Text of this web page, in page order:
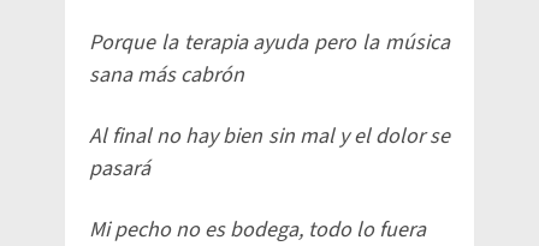
Porque la terapia ayuda pero la música
sana más cabrón
Al final no hay bien sin mal y el dolor se
pasará
Mi pecho no es bodega, todo lo fuera